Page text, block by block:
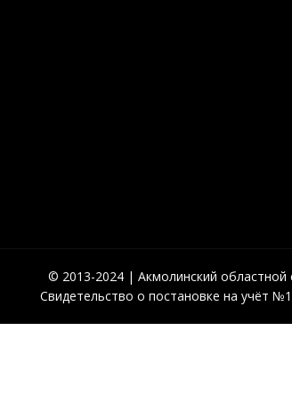
© 2013-2024 | Акмолинский областной
Свидетельство о постановке на учёт